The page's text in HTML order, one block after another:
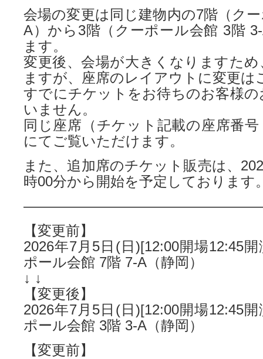
会場の変更は同じ建物内の7階（ク
A）から3階（クーポール会館 3階
ます。
変更後、会場が大きくなりますた
ますが、座席のレイアウトに変更は
すでにチケットをお待ちのお客様
いません。
同じ座席（チケット記載の座席番
にてご覧いただけます。
また、追加席のチケット販売は、
時00分から開始を予定しております
【変更前】
2026年7月5日(日)[12:00開場12:45
ポール会館 7階 7-A（静岡）
↓ ↓
【変更後】
2026年7月5日(日)[12:00開場12:45
ポール会館 3階 3-A（静岡）
【変更前】